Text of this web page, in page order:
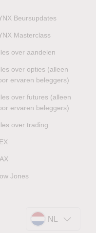
Beursupdates
Masterclass
over aandelen
over opties (alleen
ervaren beleggers)
over futures (alleen
ervaren beleggers)
over trading
Jones
NL